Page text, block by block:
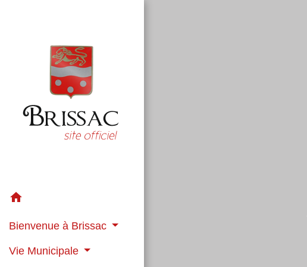
home
Bienvenue à Brissac
Vie Municipale